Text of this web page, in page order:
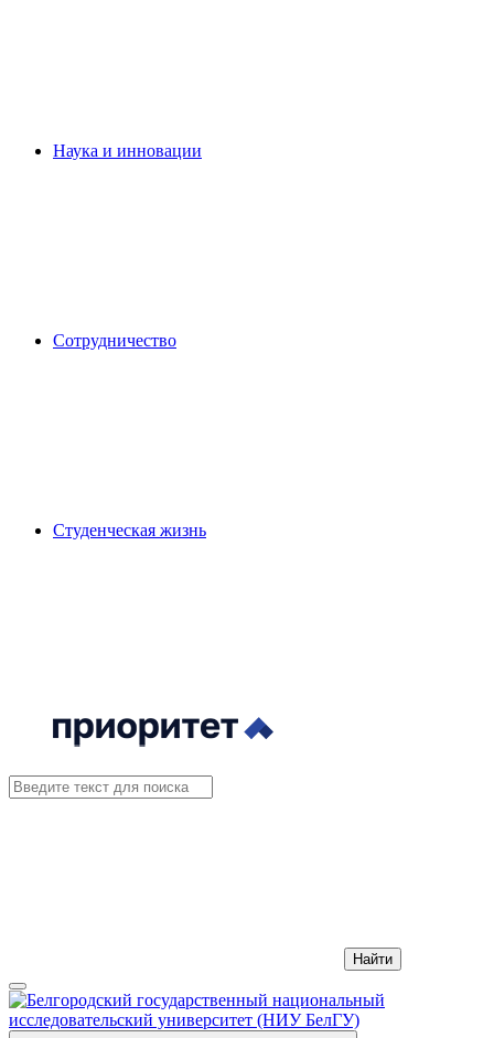
Наука и инновации
Сотрудничество
Студенческая жизнь
Найти